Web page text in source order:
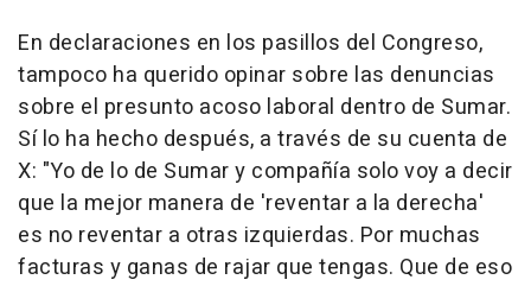
En declaraciones en los pasillos del Congreso,
tampoco ha querido opinar sobre las denuncias
sobre el presunto acoso laboral dentro de Sumar.
Sí lo ha hecho después, a través de su cuenta de
X: "Yo de lo de Sumar y compañía solo voy a decir
que la mejor manera de 'reventar a la derecha'
es no reventar a otras izquierdas. Por muchas
facturas y ganas de rajar que tengas. Que de eso